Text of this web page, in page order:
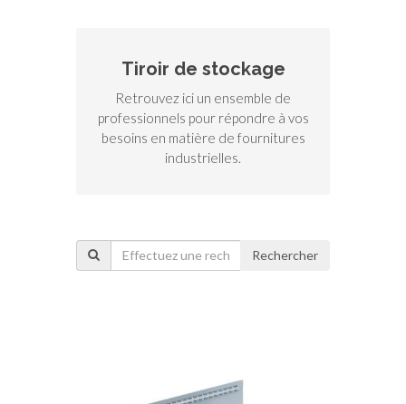
Tiroir de stockage
Retrouvez ici un ensemble de
professionnels pour répondre à vos
besoins en matière de fournitures
industrielles.
Rechercher